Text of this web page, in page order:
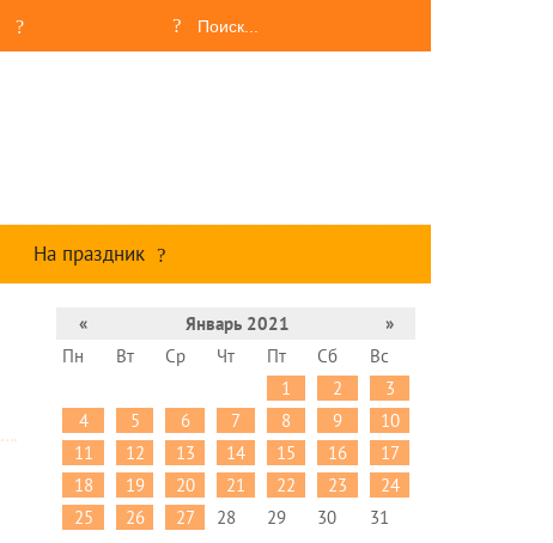
На праздник
« Январь 2021
»
Пн
Вт Ср Чт Пт Сб
Вс
1
2
3
4
5 6 7 8 9
10
11
12 13 14 15 16
17
18
19 20 21 22 23
24
25
26 27 28 29 30 31